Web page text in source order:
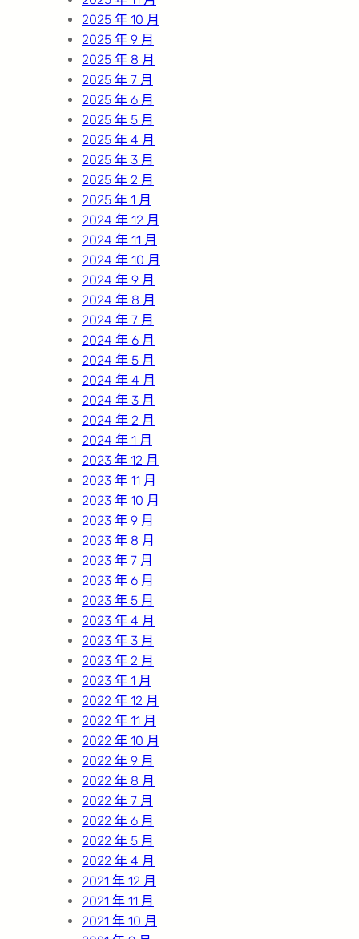
2025 年 10 月
2025 年 9 月
2025 年 8 月
2025 年 7 月
2025 年 6 月
2025 年 5 月
2025 年 4 月
2025 年 3 月
2025 年 2 月
2025 年 1 月
2024 年 12 月
2024 年 11 月
2024 年 10 月
2024 年 9 月
2024 年 8 月
2024 年 7 月
2024 年 6 月
2024 年 5 月
2024 年 4 月
2024 年 3 月
2024 年 2 月
2024 年 1 月
2023 年 12 月
2023 年 11 月
2023 年 10 月
2023 年 9 月
2023 年 8 月
2023 年 7 月
2023 年 6 月
2023 年 5 月
2023 年 4 月
2023 年 3 月
2023 年 2 月
2023 年 1 月
2022 年 12 月
2022 年 11 月
2022 年 10 月
2022 年 9 月
2022 年 8 月
2022 年 7 月
2022 年 6 月
2022 年 5 月
2022 年 4 月
2021 年 12 月
2021 年 11 月
2021 年 10 月